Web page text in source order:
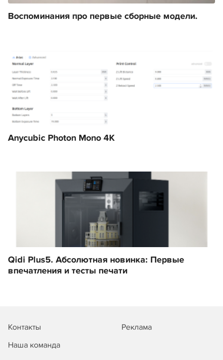
Воспоминания про первые сборные модели.
Anycubic Photon Mono 4K
Qidi Plus5. Абсолютная новинка: Первые
впечатления и тесты печати
Контакты
Реклама
Наша команда